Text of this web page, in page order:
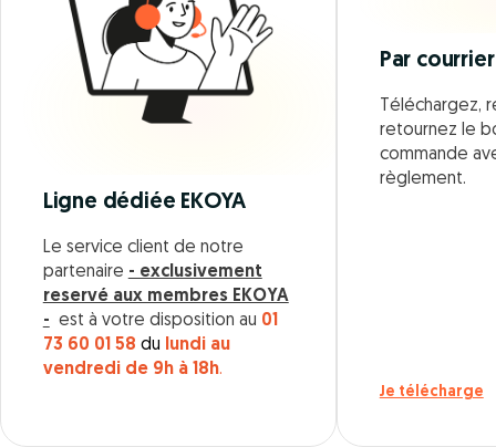
Ligne dédiée EKOYA
Le service client de notre
partenaire - exclusivement
reservé aux membres EKOYA
- est à votre disposition au 01
73 60 01 58 du
lundi au
vendredi de 9h à 18h.
Par courrier
Téléchargez,
retournez le
commande
règlement.
Je télécharge